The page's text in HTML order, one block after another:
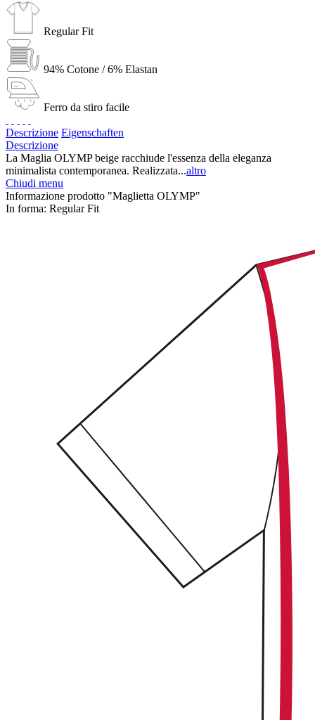
Regular Fit
94% Cotone / 6% Elastan
Ferro da stiro facile
Descrizione Eigenschaften
Descrizione
La Maglia OLYMP beige racchiude l'essenza della eleganza
minimalista contemporanea. Realizzata...altro
Chiudi menu
Informazione prodotto "Maglietta OLYMP"
In forma: Regular Fit